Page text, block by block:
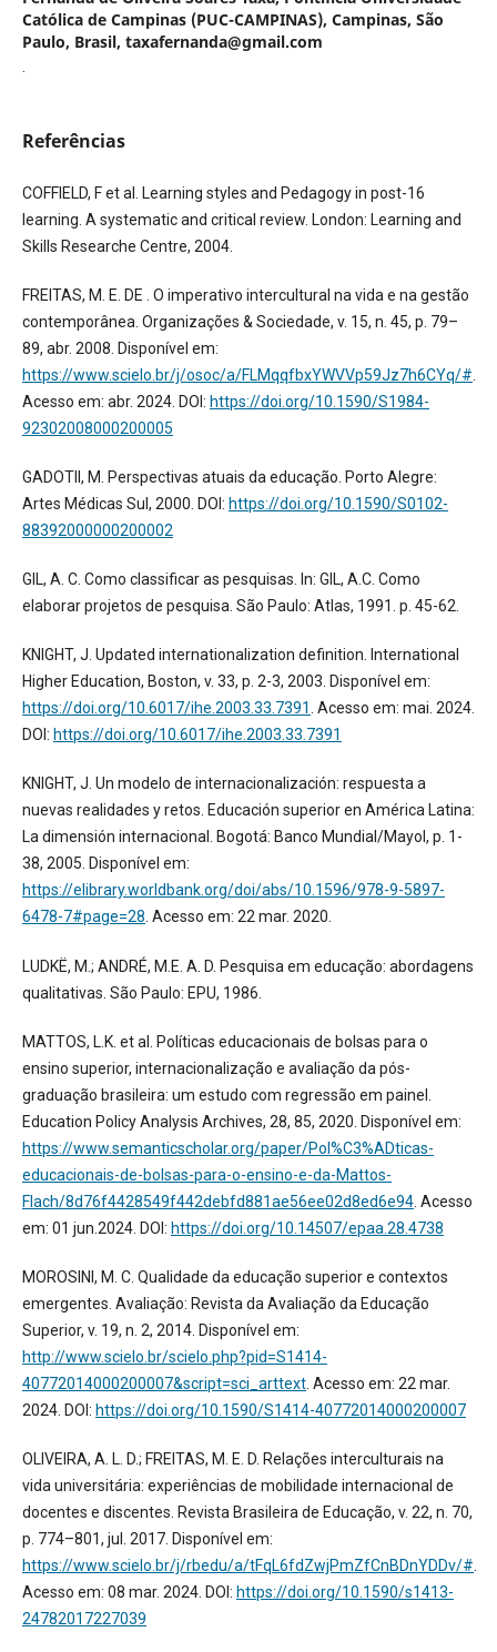
Católica de Campinas (PUC-CAMPINAS), Campinas, São
Paulo, Brasil, taxafernanda@gmail.com
.
Referências
COFFIELD, F et al. Learning styles and Pedagogy in post-16
learning. A systematic and critical review. London: Learning and
Skills Researche Centre, 2004.
FREITAS, M. E. DE . O imperativo intercultural na vida e na gestão
contemporânea. Organizações & Sociedade, v. 15, n. 45, p. 79–
89, abr. 2008. Disponível em:
https://www.scielo.br/j/osoc/a/FLMqqfbxYWVVp59Jz7h6CYq/#.
Acesso em: abr. 2024. DOI: https://doi.org/10.1590/S1984-
92302008000200005
GADOTII, M. Perspectivas atuais da educação. Porto Alegre:
Artes Médicas Sul, 2000. DOI: https://doi.org/10.1590/S0102-
88392000000200002
GIL, A. C. Como classificar as pesquisas. In: GIL, A.C. Como
elaborar projetos de pesquisa. São Paulo: Atlas, 1991. p. 45-62.
KNIGHT, J. Updated internationalization definition. International
Higher Education, Boston, v. 33, p. 2-3, 2003. Disponível em:
https://doi.org/10.6017/ihe.2003.33.7391. Acesso em: mai. 2024.
DOI: https://doi.org/10.6017/ihe.2003.33.7391
KNIGHT, J. Un modelo de internacionalización: respuesta a
nuevas realidades y retos. Educación superior en América Latina:
La dimensión internacional. Bogotá: Banco Mundial/Mayol, p. 1-
38, 2005. Disponível em:
https://elibrary.worldbank.org/doi/abs/10.1596/978-9-5897-
6478-7#page=28. Acesso em: 22 mar. 2020.
LUDKË, M.; ANDRÉ, M.E. A. D. Pesquisa em educação: abordagens
qualitativas. São Paulo: EPU, 1986.
MATTOS, L.K. et al. Políticas educacionais de bolsas para o
ensino superior, internacionalização e avaliação da pós-
graduação brasileira: um estudo com regressão em painel.
Education Policy Analysis Archives, 28, 85, 2020. Disponível em:
https://www.semanticscholar.org/paper/Pol%C3%ADticas-
educacionais-de-bolsas-para-o-ensino-e-da-Mattos-
Flach/8d76f4428549f442debfd881ae56ee02d8ed6e94. Acesso
em: 01 jun.2024. DOI: https://doi.org/10.14507/epaa.28.4738
MOROSINI, M. C. Qualidade da educação superior e contextos
emergentes. Avaliação: Revista da Avaliação da Educação
Superior, v. 19, n. 2, 2014. Disponível em:
http://www.scielo.br/scielo.php?pid=S1414-
40772014000200007&script=sci_arttext. Acesso em: 22 mar.
2024. DOI: https://doi.org/10.1590/S1414-40772014000200007
OLIVEIRA, A. L. D.; FREITAS, M. E. D. Relações interculturais na
vida universitária: experiências de mobilidade internacional de
docentes e discentes. Revista Brasileira de Educação, v. 22, n. 70,
p. 774–801, jul. 2017. Disponível em:
https://www.scielo.br/j/rbedu/a/tFqL6fdZwjPmZfCnBDnYDDv/#
Acesso em: 08 mar. 2024. DOI: https://doi.org/10.1590/s1413-
24782017227039